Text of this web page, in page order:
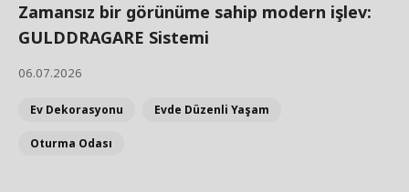
Zamansız bir görünüme sahip modern işlev:
GULDDRAGARE Sistemi
06.07.2026
Ev Dekorasyonu Evde Düzenli Yaşam
Oturma Odası